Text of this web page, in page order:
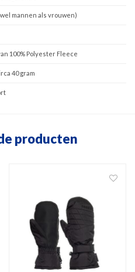
mannen als vrouwen)
100% Polyester Fleece
40 gram
producten